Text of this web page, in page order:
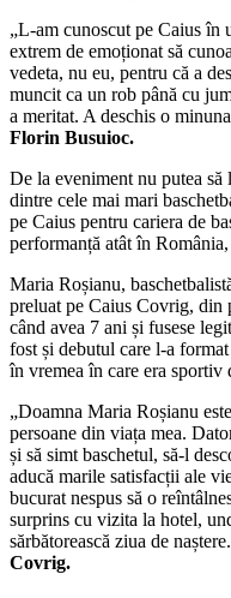
„L-am cunoscut pe Caius în
extrem de emoționat să
vedeta, nu eu, pentru că a
muncit ca un rob până cu
a meritat. A deschis o
Florin Busuioc.
De la eveniment nu putea să
dintre cele mai mari
pe Caius pentru cariera de
performanță atât în
Maria Roșianu,
preluat pe Caius Covrig, din
când avea 7 ani și fusese
fost și debutul care l-a
în vremea în care era sportiv
„Doamna Maria Roșianu
persoane din viața mea.
și să simt baschetul, să-l
aducă marile satisfacții ale
bucurat nespus să o
surprins cu vizita la hotel,
sărbătorească ziua de
Covrig.